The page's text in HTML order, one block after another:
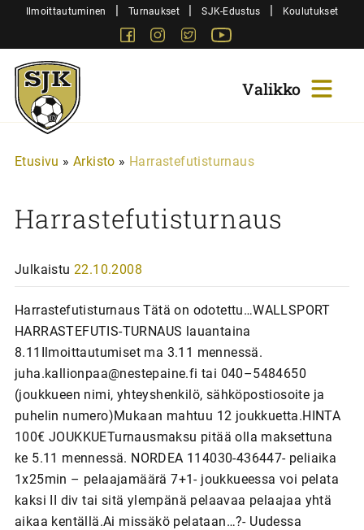
SiirryIlmoittautuminen | Turnaukset | SJK-Edustus | Koulutukset
FacebookInstagram
Twitter
Sjk-
Juniorit
Etusivu » Arkisto » Harrastefutisturnaus
Harrastefutisturnaus
Julkaistu 22.10.2008
Harrastefutisturnaus Tätä on odotettu…WALLSPORT
HARRASTEFUTIS-TURNAUS lauantaina
8.11Ilmoittautumiset ma 3.11 mennessä.
juha.kallionpaa@nestepaine.fi tai 040–5484650
(joukkueen nimi, yhteyshenkilö, sähköpostiosoite ja
puhelin numero)Mukaan mahtuu 12 joukkuetta.HINTA
100€ JOUKKUETurnausmaksu pitää olla maksettuna
ke 5.11 mennessä. NORDEA 114030-436447- peliaika
1x25min – pelaajamäärä 7+1- joukkueessa voi pelata
kaksi II div tai sitä ylempänä pelaavaa pelaajaa yhtä
aikaa kentällä.Ai missäkö pelataan…?- Uudessa